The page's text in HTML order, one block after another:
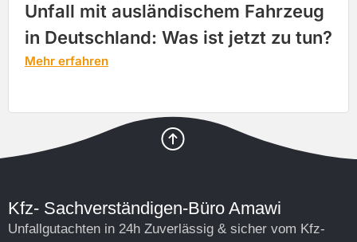
LKW-Gutachten
Unsere Experten erstellen präzise LKW-Gutachten,
Reparaturfreigabe und reduzieren Ausfallzeiten
Ihrer Nutzfahrzeuge.
Unfall mit ausländischem Fahrzeug
in Deutschland: Was ist jetzt zu tun?
Mehr erfahren
Kfz- Sachverständigen-Büro Amawi
Unfallgutachten in 24h Zuverlässig & sicher vom Kfz-